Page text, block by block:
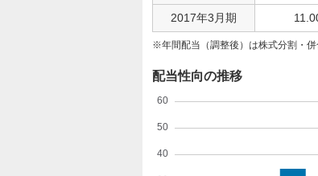
2017年3月期
年間配当（調整後）は株式分割・併
配当性向の推移